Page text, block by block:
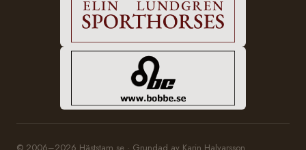
© 2006–2026 Häststam.se · Grundad av Karin Halvarsson